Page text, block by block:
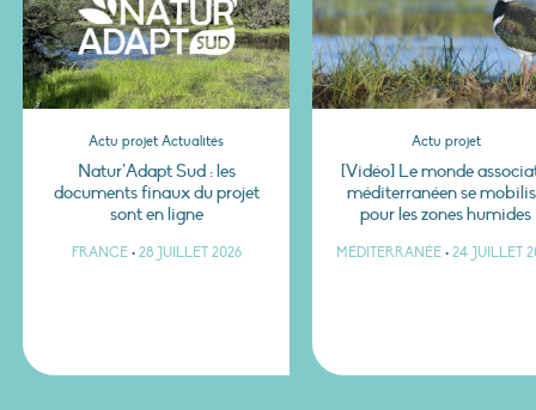
Actu projet Actualités
Natur’Adapt Sud : les
documents finaux du projet
sont en ligne
FRANCE • 28 JUILLET 2026
Actu projet
[Vidéo] Le monde
méditerranéen se
pour les zones humides
MÉDITERRANÉE • 24 JUILLET